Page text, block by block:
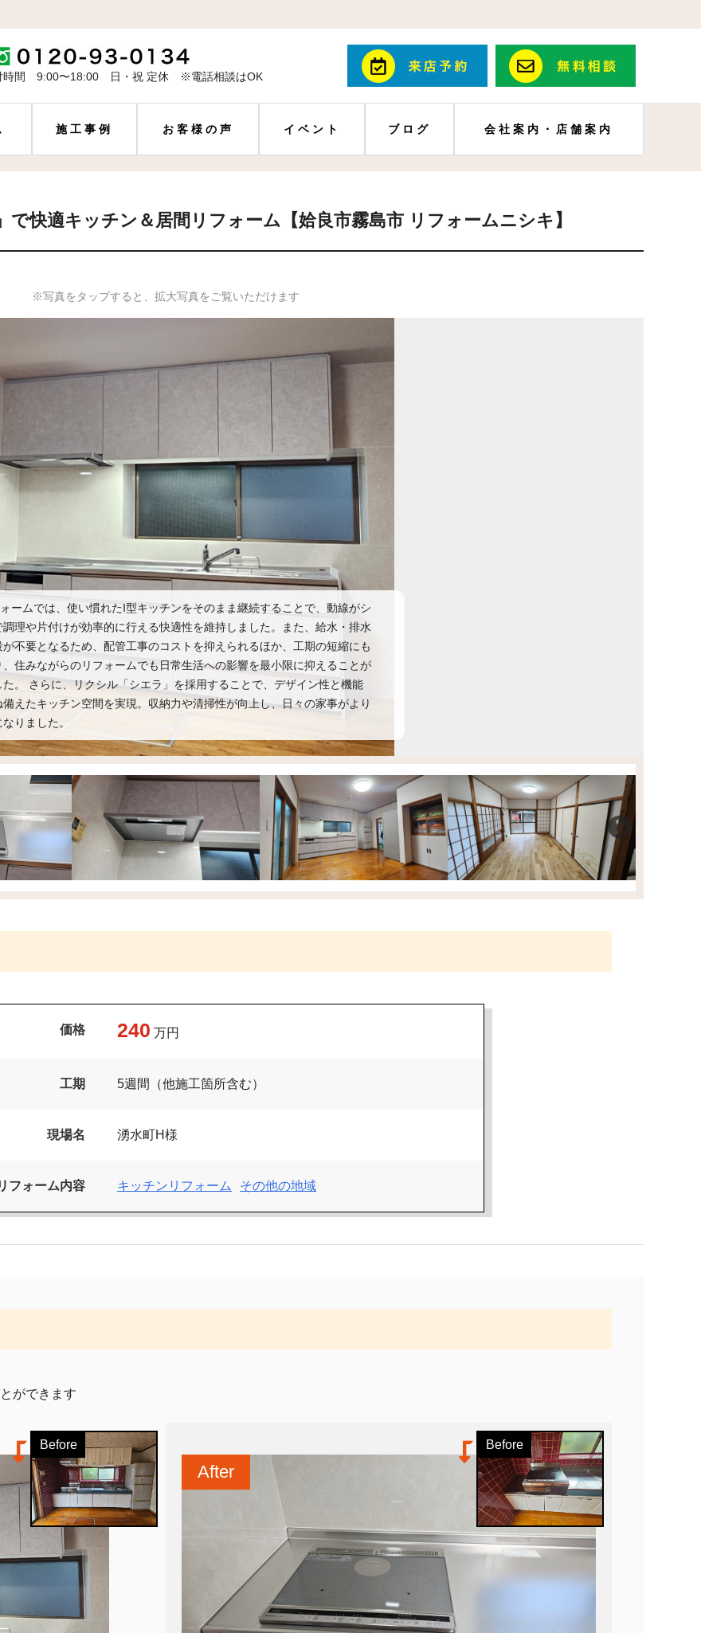
時間 9:00〜18:00 日・祝 定休 ※電話相談はOK
施工事例 お客様の声 イベント ブログ 会社案内・店舗案内
快適キッチン＆居間リフォーム【姶良市霧島市 リフォームニシキ】
※写真をタップすると、拡大写真をご覧いただけます
ームでは、使い慣れたI型キッチンをそのまま継続することで、動線がシ
調理や片付けが効率的に行える快適性を維持しました。また、給水・排水
が不要となるため、配管工事のコストを抑えられるほか、工期の短縮にも
、住みながらのリフォームでも日常生活への影響を最小限に抑えることが
た。 さらに、リクシル「シエラ」を採用することで、デザイン性と機能
備えたキッチン空間を実現。収納力や清掃性が向上し、日々の家事がより
りました。
価格 240 万円
工期 5週間（他施工箇所含む）
現場名 湧水町H様
フォーム内容 キッチンリフォーム その他の地域
ができます
Before Before
After